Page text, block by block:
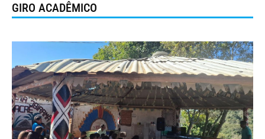
GIRO ACADÊMICO